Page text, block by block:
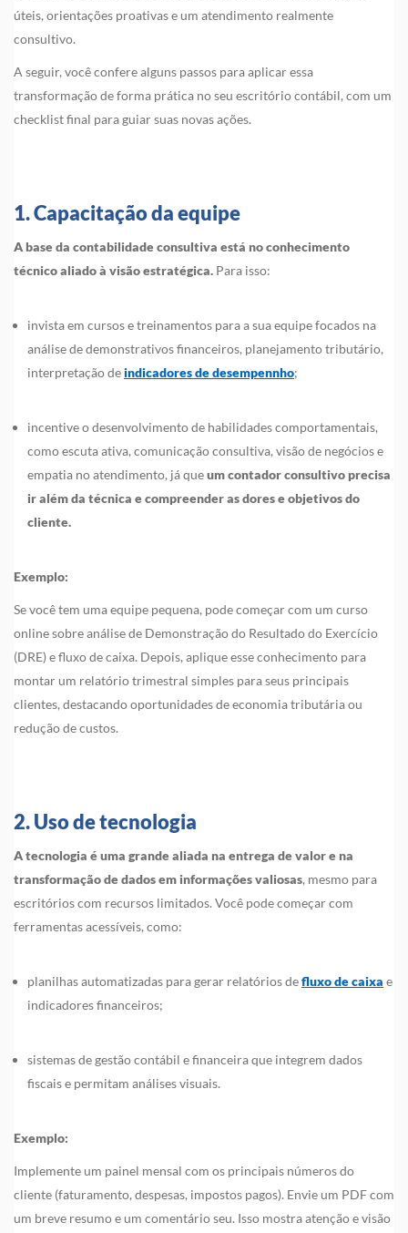
úteis, orientações proativas e um atendimento realmente
consultivo.
A seguir, você confere alguns passos para aplicar essa
transformação de forma prática no seu escritório contábil, com um
checklist final para guiar suas novas ações.
1. Capacitação da equipe
A base da contabilidade consultiva está no conhecimento
técnico aliado à visão estratégica. Para isso:
invista em cursos e treinamentos para a sua equipe focados na
análise de demonstrativos financeiros, planejamento tributário,
interpretação deindicadores de desempennho;
incentive o desenvolvimento de habilidades comportamentais,
como escuta ativa, comunicação consultiva, visão de negócios e
empatia no atendimento, já queum contador consultivo precisa
ir além da técnica e compreender as dores e objetivos do
cliente.
Exemplo:
Se você tem uma equipe pequena, pode começar com um curso
online sobre análise de Demonstração do Resultado do Exercício
(DRE) e fluxo de caixa. Depois, aplique esse conhecimento para
montar um relatório trimestral simples para seus principais
clientes, destacando oportunidades de economia tributária ou
redução de custos.
2. Uso de tecnologia
A tecnologia é uma grande aliada na entrega de valor e na
transformação de dados em informações valiosas, mesmo para
escritórios com recursos limitados. Você pode começar com
ferramentas acessíveis, como:
planilhas automatizadas para gerar relatórios defluxo de caixa e
indicadores financeiros;
sistemas de gestão contábil e financeira que integrem dados
fiscais e permitam análises visuais.
Exemplo:
Implemente um painel mensal com os principais números do
cliente (faturamento, despesas, impostos pagos). Envie um PDF com
um breve resumo e um comentário seu. Isso mostra atenção e visão